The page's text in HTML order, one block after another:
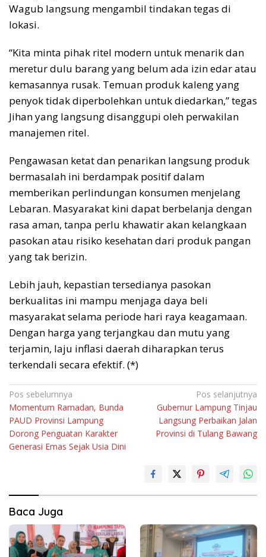
Wagub langsung mengambil tindakan tegas di
lokasi.
“Kita minta pihak ritel modern untuk menarik dan
meretur dulu barang yang belum ada izin edar atau
kemasannya rusak. Temuan produk kaleng yang
penyok tidak diperbolehkan untuk diedarkan,” tegas
Jihan yang langsung disanggupi oleh perwakilan
manajemen ritel.
Pengawasan ketat dan penarikan langsung produk
bermasalah ini berdampak positif dalam
memberikan perlindungan konsumen menjelang
Lebaran. Masyarakat kini dapat berbelanja dengan
rasa aman, tanpa perlu khawatir akan kelangkaan
pasokan atau risiko kesehatan dari produk pangan
yang tak berizin.
Lebih jauh, kepastian tersedianya pasokan
berkualitas ini mampu menjaga daya beli
masyarakat selama periode hari raya keagamaan.
Dengan harga yang terjangkau dan mutu yang
terjamin, laju inflasi daerah diharapkan terus
terkendali secara efektif. (*)
Navigasi
pos
Pos sebelumnya
Momentum Ramadan, Bunda
PAUD Provinsi Lampung
Dorong Penguatan Karakter
Generasi Emas Sejak Usia Dini
Pos selanjutnya
Gubernur Lampung Tinjau
Langsung Perbaikan Jalan
Provinsi di Tulang Bawang
Baca Juga